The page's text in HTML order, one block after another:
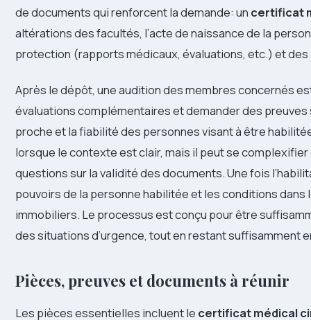
de documents qui renforcent la demande: un certificat
altérations des facultés, l’acte de naissance de la
protection (rapports médicaux, évaluations, etc.) et des
Après le dépôt, une audition des membres concernés
évaluations complémentaires et demander des
proche et la fiabilité des personnes visant à être
lorsque le contexte est clair, mais il peut se
questions sur la validité des documents. Une fois
pouvoirs de la personne habilitée et les conditions
immobiliers. Le processus est conçu pour être
des situations d’urgence, tout en restant suffisamment
Pièces, preuves et documents à réunir
Les pièces essentielles incluent le certificat médical